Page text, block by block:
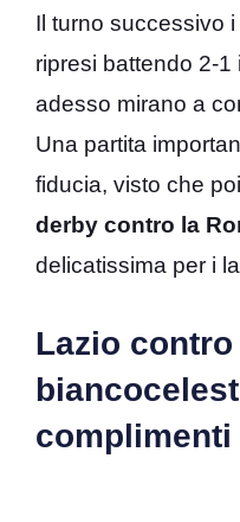
Il turno successivo
ripresi battendo 2-1
adesso mirano a
Una partita
fiducia, visto che poi
derby contro la
delicatissima per i
Lazio